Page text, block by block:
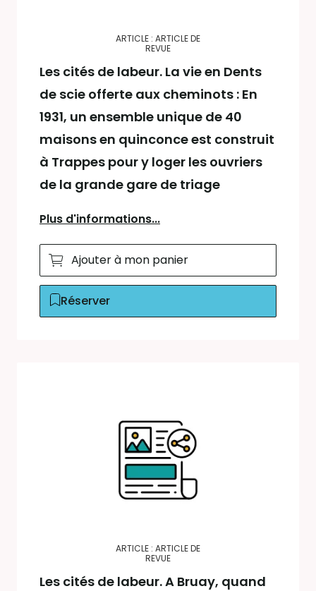
ARTICLE : ARTICLE DE
REVUE
Les cités de labeur. La vie en Dents
de scie offerte aux cheminots : En
1931, un ensemble unique de 40
maisons en quinconce est construit
à Trappes pour y loger les ouvriers
de la grande gare de triage
Plus d'informations...
Ajouter à mon panier
Réserver
ARTICLE : ARTICLE DE
REVUE
Les cités de labeur. A Bruay, quand